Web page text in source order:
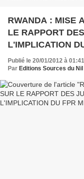
RWANDA : MISE
LE RAPPORT
L'IMPLICATION
Publié le 20/01/2012 à 01:41
Par Editions Sources du Nil